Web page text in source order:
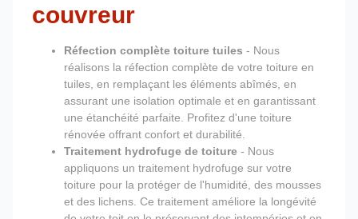
couvreur
Réfection complète toiture tuiles - Nous
réalisons la réfection complète de votre toiture en
tuiles, en remplaçant les éléments abîmés, en
assurant une isolation optimale et en garantissant
une étanchéité parfaite. Profitez d'une toiture
rénovée offrant confort et durabilité.
Traitement hydrofuge de toiture - Nous
appliquons un traitement hydrofuge sur votre
toiture pour la protéger de l'humidité, des mousses
et des lichens. Ce traitement améliore la longévité